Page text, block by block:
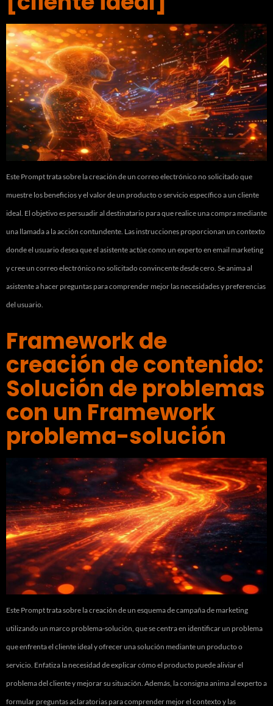
Este Prompt trata sobre la creación de un correo electrónico no solicitado que
muestre los beneficios y el valor de un producto o servicio específico a un cliente
ideal. El objetivo es persuadir al destinatario para que realice una compra mediante
una llamada a la acción contundente. Las instrucciones proporcionan un contexto
donde el usuario desea que el asistente actúe como un experto en email marketing
y cree un correo electrónico no solicitado convincente desde cero. Se anima al
asistente a hacer preguntas para comprender mejor las necesidades y preferencias
del usuario.
Framework de
creación de contenido:
Solución de problemas
con un Framework
problema-solución
Este Prompt trata sobre la creación de un esquema de campaña de marketing
utilizando un marco problema-solución, que se centra en identificar un problema
que enfrenta el cliente ideal y ofrecer una solución mediante un producto o
servicio. Enfatiza la necesidad de explicar cómo el producto puede aliviar el
problema del cliente y mejorar su situación. Además, la consigna anima al experto a
formular preguntas aclaratorias para comprender mejor el contexto y las